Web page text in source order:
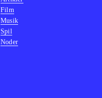
Film
Musik
Spil
Noder